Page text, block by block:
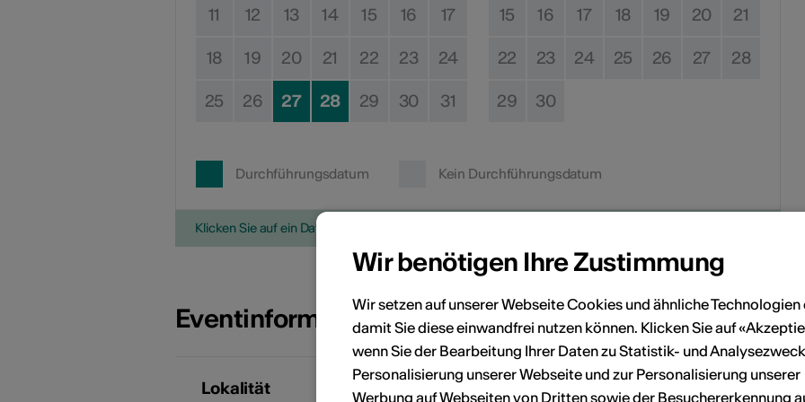
11 12 13 14 15 16 17
18 19 20 21 22 23 24
25 26 27 28 29 30 31
15 16 17 18 19 20 21
22 23 24 25 26 27 28
29 30
Durchführungsdatum Kein Durchführungsdatum
Klicken Sie auf ein Datum, um die Veranstaltung Ihrem persönlichen Kalender hinzuzufügen.
Eventinformationen
Lokalität
La Grande Maison
Wir benötigen Ihre Zustimmung
Wir setzen auf unserer Webseite Cookies und ähnliche Technologien
damit Sie diese einwandfrei nutzen können. Klicken Sie auf
wenn Sie der Bearbeitung Ihrer Daten zu Statistik- und
Personalisierung unserer Webseite und zur Personalisierung unserer
Werbung auf Webseiten von Dritten sowie der Besuchererkennung